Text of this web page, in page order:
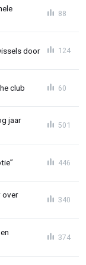
88
door 124
club 60
jaar
501
446
over
340
374